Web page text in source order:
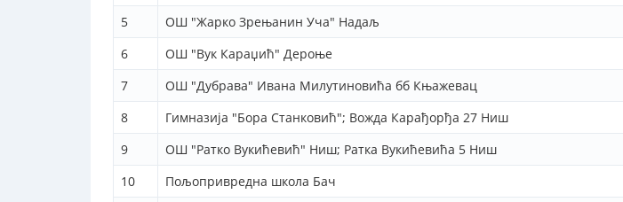
5
ОШ "Жарко Зрењанин Уча" Надаљ
6
ОШ "Вук Караџић" Дероње
7
ОШ "Дубрава" Ивана Милутиновића бб Књажевац
8
Гимназија "Бора Станковић"; Вожда Карађорђа 27 Ниш
9
ОШ "Ратко Вукићевић" Ниш; Ратка Вукићевића 5 Ниш
10
Пољопривредна школа Бач